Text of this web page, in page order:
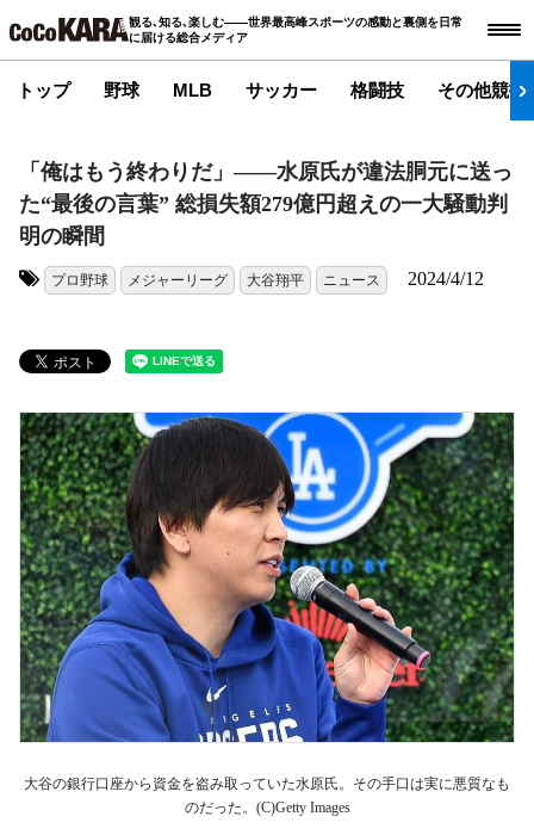
観る､知る､楽しむ――世界最高峰スポーツの感動と裏側を日常
に届ける総合メディア
トップ 野球 MLB サッカー 格闘技 その他競技
「俺はもう終わりだ」――水原氏が違法胴元に送っ
た“最後の言葉” 総損失額279億円超えの一大騒動判
明の瞬間
プロ野球 メジャーリーグ 大谷翔平 ニュース 2024/4/12
大谷の銀行口座から資金を盗み取っていた水原氏。その手口は実に悪質なも
のだった。(C)Getty Images